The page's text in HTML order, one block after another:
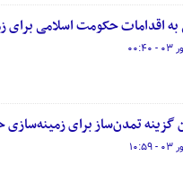
به اقدامات حکومت اسلامی برای
گزینه تمدن‌ساز برای